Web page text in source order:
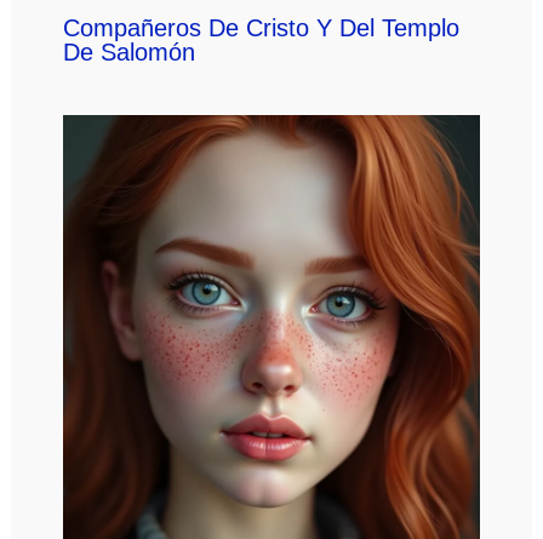
Compañeros De Cristo Y Del Templo
De Salomón